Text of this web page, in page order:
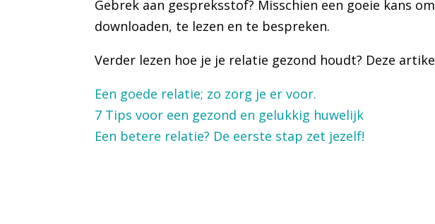
Gebrek aan gespreksstof? Misschien een goeie kans
downloaden, te lezen en te bespreken.
Verder lezen hoe je je relatie gezond houdt? Deze
Een goede relatie; zo zorg je er voor.
7 Tips voor een gezond en gelukkig huwelijk
Een betere relatie? De eerste stap zet jezelf!